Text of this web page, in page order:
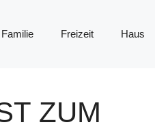
Familie Freizeit Haus
ZUM